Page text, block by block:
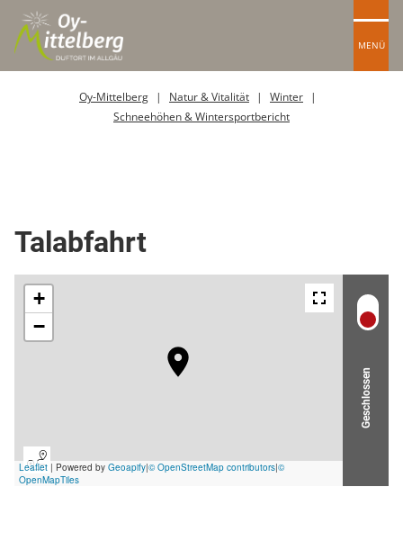
MENÜ
Oy-Mittelberg Natur & Vitalität
Winter
Schneehöhen & Wintersportbericht
Talabfahrt
Geschlossen